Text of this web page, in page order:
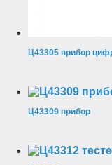
Ц43305 прибор
Ц43309 прибор